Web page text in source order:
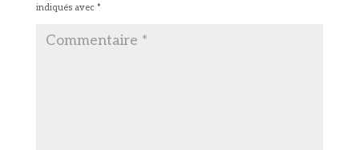
indiqués avec *